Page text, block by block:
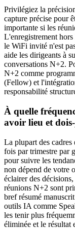
Privilégiez la
capture précise pour
importante si les
L'enregistrement
le WiFi invité n'est
aide les dirigeants à
conversations N+2.
N+2 comme
(Fellow) et
responsabilité
À quelle
avoir lieu et
La plupart des
fois par trimestre par
pour suivre les
non dépend de votre
éclairer des
réunions N+2 sont
bref résumé
outils IA comme
les tenir plus
éliminée et le résultat